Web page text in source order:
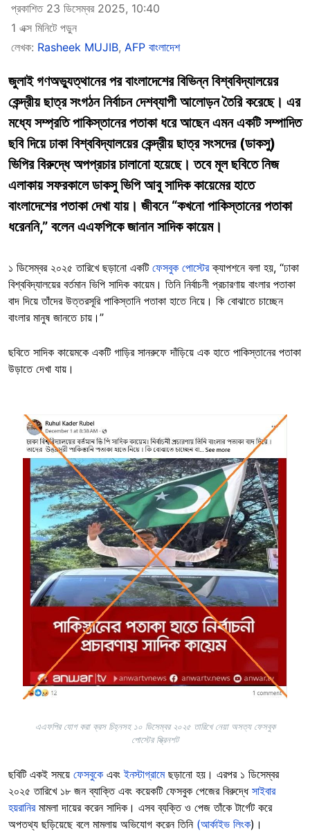
প্রকাশিত 23 ডিসেম্বর 2025, 10:40
1 এক্স মিনিটে পড়ুন
লেখক: Rasheek MUJIB, AFP বাংলাদেশ
জুলাই গণঅভ্যুত্থানের পর বাংলাদেশের বিভিন্ন বিশ্ববিদ্যালয়ের
কেন্দ্রীয় ছাত্র সংগঠন নির্বাচন দেশব্যাপী আলোড়ন তৈরি করেছে। এর
মধ্যে সম্প্রতি পাকিস্তানের পতাকা ধরে আছেন এমন একটি সম্পাদিত
ছবি দিয়ে ঢাকা বিশ্ববিদ্যালয়ের কেন্দ্রীয় ছাত্র সংসদের (ডাকসু)
ভিপির বিরুদ্ধে অপপ্রচার চালানো হয়েছে। তবে মূল ছবিতে নিজ
এলাকায় সফরকালে ডাকসু ভিপি আবু সাদিক কায়েমের হাতে
বাংলাদেশের পতাকা দেখা যায়। জীবনে “কখনো পাকিস্তানের পতাকা
ধরেননি,” বলেন এএফপিকে জানান সাদিক কায়েম।
১ ডিসেম্বর ২০২৫ তারিখে ছড়ানো একটি ফেসবুক পোস্টেরক্যাপশনে বলা হয়, “ঢাকা
বিশ্ববিদ্যালয়ের বর্তমান ভিপি সাদিক কায়েম। তিনি নির্বাচনী প্রচারণায় বাংলার পতাকা
বাদ দিয়ে তাঁদের উত্তরসূরি পাকিস্তানি পতাকা হাতে নিয়ে। কি বোঝাতে চাচ্ছেন
বাংলার মানুষ জানতে চায়।”
ছবিতে সাদিক কায়েমকে একটি গাড়ির সানরুফে দাঁড়িয়ে এক হাতে পাকিস্তানের পতাকা
উড়াতে দেখা যায়।
Image
এএফপির যোগ করা ক্রস চিহ্নসহ ১০ ডিসেম্বর ২০২৫ তারিখে নেয়া অসত্য ফেসবুক
পোস্টের স্ক্রিনশট
ছবিটি একই সময়ে ফেসবুকে এবংইনস্টাগ্রামেছড়ানো হয়। এরপর ১ ডিসেম্বর
২০২৫ তারিখে ১৮ জন ব্যাক্তি এবং কয়েকটি ফেসবুক পেজের বিরুদ্ধে সাইবার
হয়রানিরমামলা দায়ের করেন সাদিক। এসব ব্যক্তি ও পেজ তাঁকে টার্গেট করে
অপতথ্য ছড়িয়েছে বলে মামলায় অভিযোগ করেন তিনি (আর্কাইভ লিংক)।